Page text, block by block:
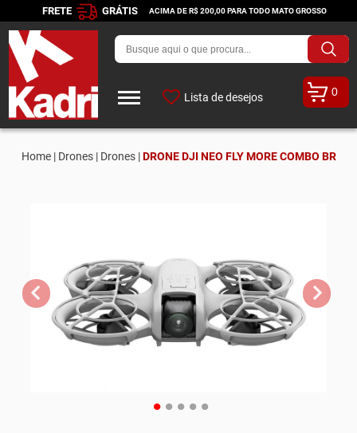
FRETE GRÁTIS ACIMA DE R$ 200,00 PARA TODO MATO GROSSO
Lista de desejos 0
Home | Drones | Drones |DRONE DJI NEO FLY MORE COMBO BR